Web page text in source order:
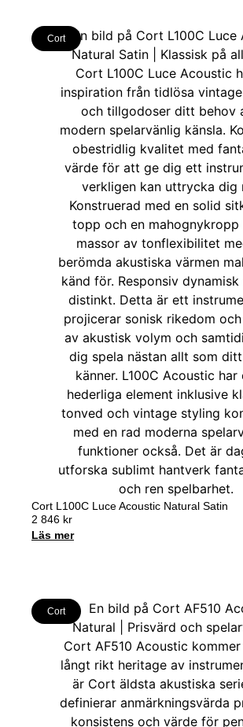
Cort
Cort L100C Luce Acoustic Natural Satin
2 846 kr
Läs mer
Cort